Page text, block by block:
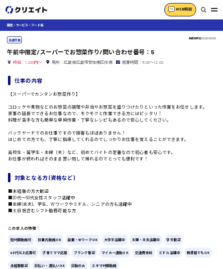
WEB相談
製造オペレーター
検品・包装・箱詰め
広島市中区
時給1200円～
販売・サービス・フード系
派遣社員 掲載更新日2026/08/05
午前中限定/スーパーでお惣菜作り/問い合わせ番号：5
時給：1,200円～ 場所：広島県広島市安佐南区伴南 就業時間：8:00〜12:00
仕事の内容
【スーパーでカンタンお惣菜作り】
コロッケや煮物などのお惣菜の調理や弁当やお惣菜を盛りつけたりといった作業をお任せします。
家事の延長でできるお仕事なので、モクモクと作業できる方にはピッタリ！
料理が苦手な方も簡単な単純作業・丁寧なレシピもあるので安心してください。
バックヤードでのお仕事ですので接客もほぼありません！
はじめての方でも、丁寧に指導してくれるのでしっかりお仕事を覚えることができます。
高校生・留学生・主婦（夫）など、初めてバイトの定番なので初心者も安心です。
お仕事が終わればそのまま買い物して帰れるのでとっても便利です！
対象となる方 (資格など)
■未経験の方大歓迎
■20代〜50代女性スタッフ活躍中
■主婦(主夫)、学生、Wワークやミドル、シニアの方も活躍中
■土日祝含むシフト勤務可能な方
この求人の特徴：
短時間勤務可 扶養内勤務OK 副業・WワークOK 大学生活躍中 主婦・主夫活躍中 学生歓迎
40代以上応募可 子育てママ応援 ブランク歓迎 マイカー通勤OK 交通費支給 ミドル活躍中 無資格でもOK
未経験歓迎 日払い・週払いOK 日勤のみ スキマ時間勤務